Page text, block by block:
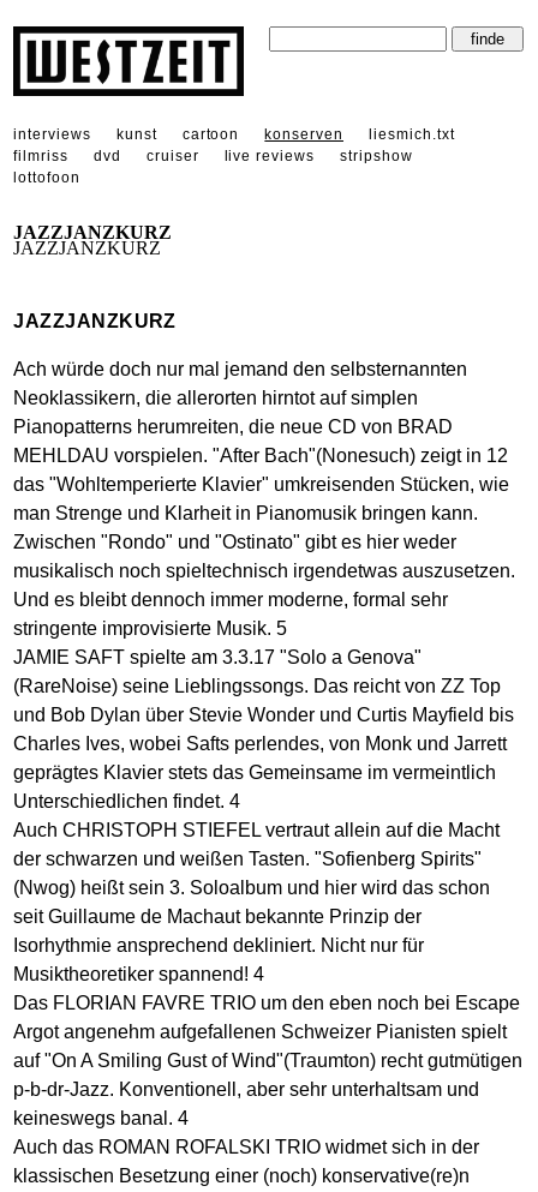
interviews kunst cartoon konserven
liesmich.txt
filmriss
dvd cruiser live reviews
stripshow
lottofoon
JAZZJANZKURZ
JAZZJANZKURZ
JAZZJANZKURZ
Ach würde doch nur mal jemand den selbsternannten
Neoklassikern, die allerorten hirntot auf simplen
Pianopatterns herumreiten, die neue CD von BRAD
MEHLDAU vorspielen. "After Bach"(Nonesuch) zeigt in 12
das "Wohltemperierte Klavier" umkreisenden Stücken, wie
man Strenge und Klarheit in Pianomusik bringen kann.
Zwischen "Rondo" und "Ostinato" gibt es hier weder
musikalisch noch spieltechnisch irgendetwas auszusetzen.
Und es bleibt dennoch immer moderne, formal sehr
stringente improvisierte Musik. 5
JAMIE SAFT spielte am 3.3.17 "Solo a Genova"
(RareNoise) seine Lieblingssongs. Das reicht von ZZ Top
und Bob Dylan über Stevie Wonder und Curtis Mayfield bis
Charles Ives, wobei Safts perlendes, von Monk und Jarrett
geprägtes Klavier stets das Gemeinsame im vermeintlich
Unterschiedlichen findet. 4
Auch CHRISTOPH STIEFEL vertraut allein auf die Macht
der schwarzen und weißen Tasten. "Sofienberg Spirits"
(Nwog) heißt sein 3. Soloalbum und hier wird das schon
seit Guillaume de Machaut bekannte Prinzip der
Isorhythmie ansprechend dekliniert. Nicht nur für
Musiktheoretiker spannend! 4
Das FLORIAN FAVRE TRIO um den eben noch bei Escape
Argot angenehm aufgefallenen Schweizer Pianisten spielt
auf "On A Smiling Gust of Wind"(Traumton) recht gutmütigen
p-b-dr-Jazz. Konventionell, aber sehr unterhaltsam und
keineswegs banal. 4
Auch das ROMAN ROFALSKI TRIO widmet sich in der
klassischen Besetzung einer (noch) konservative(re)n